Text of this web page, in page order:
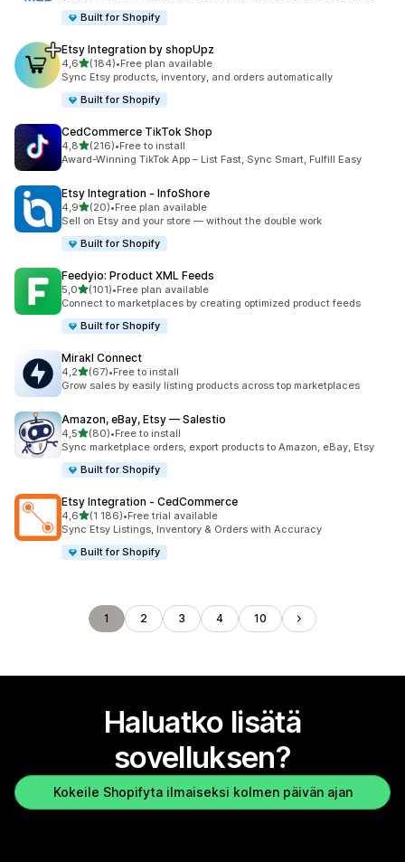
Built for Shopify
Etsy Integration by shopUpz
4,6/ 5 tähteä
(184)
184 arvostelua yhteensä
•Free plan available
Sync Etsy products, inventory, and orders automatically
Built for Shopify
CedCommerce TikTok Shop
4,8/ 5 tähteä
(216)
216 arvostelua yhteensä
•Free to install
Award-Winning TikTok App – List Fast, Sync Smart, Fulfill Easy
Etsy Integration ‑ InfoShore
4,9/ 5 tähteä
(20)
20 arvostelua yhteensä
•Free plan available
Sell on Etsy and your store — without the double work
Built for Shopify
Feedyio: Product XML Feeds
5,0/ 5 tähteä
(101)
101 arvostelua yhteensä
•Free plan available
Connect to marketplaces by creating optimized product feeds
Built for Shopify
Mirakl Connect
4,2/ 5 tähteä
(67)
67 arvostelua yhteensä
•Free to install
Grow sales by easily listing products across top marketplaces
Amazon, eBay, Etsy — Salestio
4,5/ 5 tähteä
(80)
80 arvostelua yhteensä
•Free to install
Sync marketplace orders, export products to Amazon, eBay, Etsy
Built for Shopify
Etsy Integration ‑ CedCommerce
4,6/ 5 tähteä
(1 186)
1186 arvostelua yhteensä
•Free trial available
Sync Etsy Listings, Inventory & Orders with Accuracy
Built for Shopify
1 2 3 4 10
Haluatko lisätä
sovelluksen?
Kokeile Shopifyta ilmaiseksi kolmen päivän ajan